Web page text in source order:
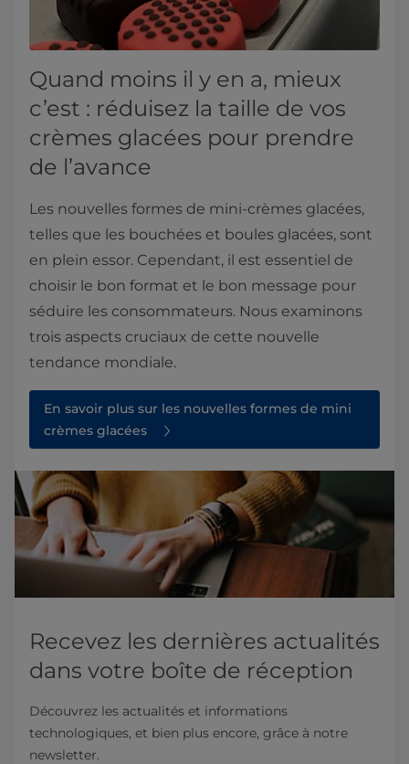
Quand moins il y en a, mieux
c’est : réduisez la taille de vos
crèmes glacées pour prendre
de l’avance
Les nouvelles formes de mini-crèmes glacées,
telles que les bouchées et boules glacées, sont
en plein essor. Cependant, il est essentiel de
choisir le bon format et le bon message pour
séduire les consommateurs. Nous examinons
trois aspects cruciaux de cette nouvelle
tendance mondiale.
En savoir plus sur les nouvelles formes de mini
crèmes glacées
Recevez les dernières actualités
dans votre boîte de réception
Découvrez les actualités et informations
technologiques, et bien plus encore, grâce à notre
newsletter.